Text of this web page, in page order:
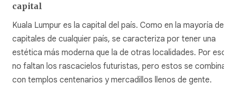
capital
Kuala Lumpur es la capital del país. Como en la mayoría de
capitales de cualquier país, se caracteriza por tener una
estética más moderna que la de otras localidades. Por eso,
no faltan los rascacielos futuristas, pero estos se
con templos centenarios y mercadillos llenos de gente.